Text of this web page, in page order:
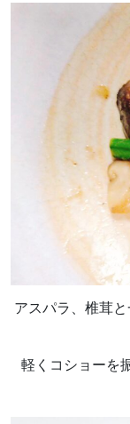
アスパラ、椎茸
軽くコショーを